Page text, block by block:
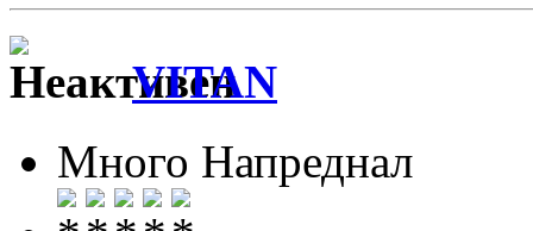
VITAN
Много Напреднал